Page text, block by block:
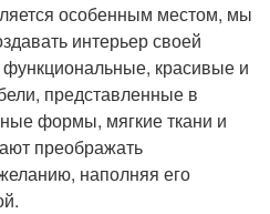
особенным местом, мы
интерьер своей
красивые и
представленные в
формы, мягкие ткани и
преображать
наполняя его